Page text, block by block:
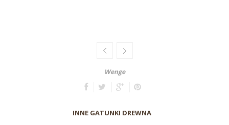
Wenge
INNE GATUNKI DREWNA